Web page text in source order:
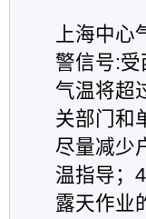
上海中
警信号:
气温将超
关部门和
尽量减少
温指导；
露天作业